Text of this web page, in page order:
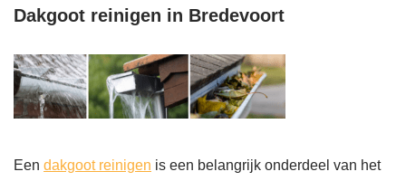
Dakgoot reinigen in Bredevoort
Een dakgoot reinigen is een belangrijk onderdeel van het